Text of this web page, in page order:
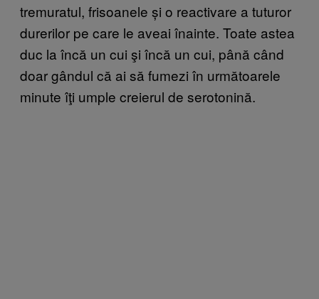
tremuratul, frisoanele și o reactivare a tuturor
durerilor pe care le aveai înainte. Toate astea
duc la încă un cui şi încă un cui, până când
doar gândul că ai să fumezi în următoarele
minute îţi umple creierul de serotonină.